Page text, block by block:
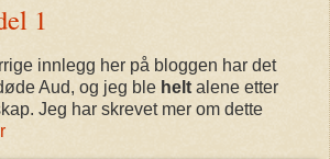
1
innlegg her på bloggen har det
Aud, og jeg ble helt alene etter
Jeg har skrevet mer om dette